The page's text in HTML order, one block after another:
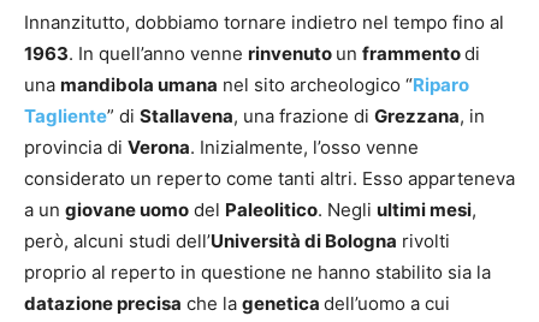
Innanzitutto, dobbiamo tornare indietro nel tempo fino al
1963. In quell’anno venne rinvenuto un frammentodi
una mandibola umana nel sito archeologico “Riparo
Tagliente” di Stallavena, una frazione di Grezzana, in
provincia di Verona. Inizialmente, l’osso venne
considerato un reperto come tanti altri. Esso apparteneva
a un giovane uomo del Paleolitico. Negli ultimi mesi,
però, alcuni studi dell’Università di Bologna rivolti
proprio al reperto in questione ne hanno stabilito sia la
datazione precisa che la genetica dell’uomo a cui